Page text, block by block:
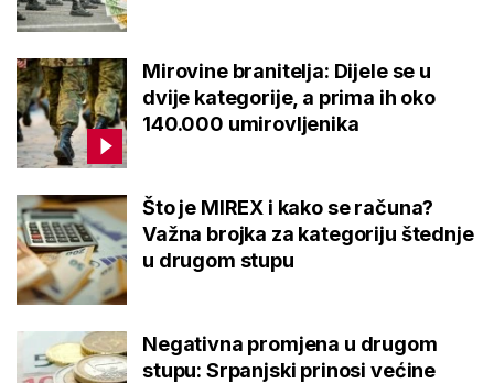
Mirovine branitelja: Dijele se u
dvije kategorije, a prima ih oko
140.000 umirovljenika
Što je MIREX i kako se računa?
Važna brojka za kategoriju štednje
u drugom stupu
Negativna promjena u drugom
stupu: Srpanjski prinosi većine